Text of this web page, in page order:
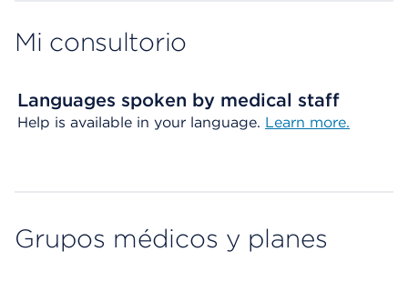
Mi consultorio
Languages spoken by medical staff
Help is available in your language. Learn more.
Grupos médicos y planes